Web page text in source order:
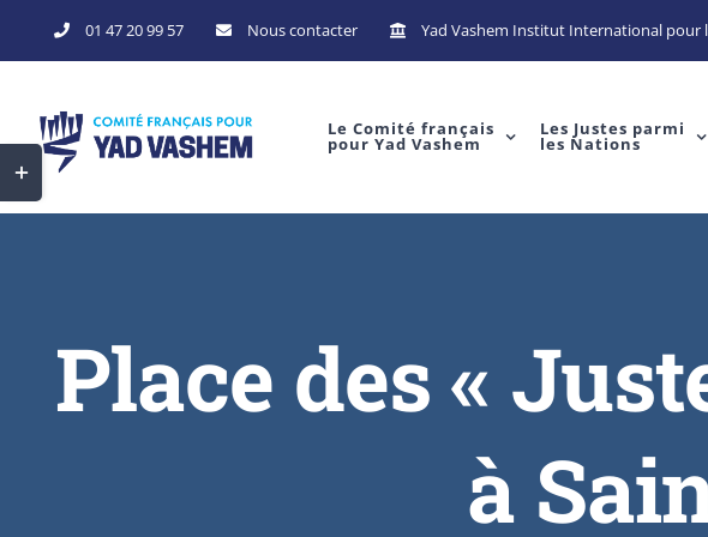
01 47 20 99 57 Nous contacter Yad Vashem Institut International pour
Le Comité français
pour Yad Vashem
Les Justes parmi
les Nations
Place des «
à